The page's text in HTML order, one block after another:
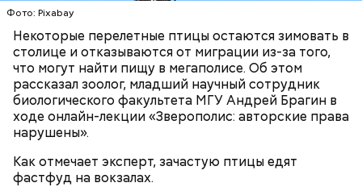
Фото: Pixabay
Некоторые перелетные птицы остаются зимовать в
столице и отказываются от миграции из-за того,
что могут найти пищу в мегаполисе. Об этом
рассказал зоолог, младший научный сотрудник
биологического факультета МГУ Андрей Брагин в
ходе онлайн-лекции «Зверополис: авторские права
нарушены».
Как отмечает эксперт, зачастую птицы едят
фастфуд на вокзалах.
После получения предельно допустимой дозы
радиации Макеева вывели из 30-километровой
зоны отчуждения, где он до 3 мая проверял на
уровень радиационной зараженности
Молитва Николаю чудотворцу